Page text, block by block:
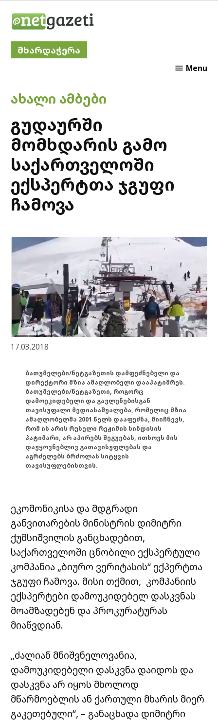
მხარდაჭერა
Menu
POSTED
ᲐᲮᲐᲚᲘ ᲐᲛᲑᲔᲑᲘ
გუდაურში
მომხდარის გამო
საქართველოში
ექსპერტთა ჯგუფი
ჩამოვა
17.03.2018
ბათუმელები/ნეტგაზეთის დამფუძნებელი და
დირექტორი მზია ამაღლობელი დააპატიმრეს.
ბათუმელები/ნეტგაზეთი, როგორც
დამოუკიდებელი და გავლენებისგან
თავისუფალი მედიასაშუალება, რომელიც მზია
ამაღლობელმა 2001 წელს დააფუძნა, მიიჩნევს,
რომ ის არის რუსული რეჟიმის სინდისის
პატიმარი, არ აპირებს შეგუებას, ითხოვს მის
დაუყოვნებლივ გათავისუფლებას და
აგრძელებს ბრძოლას სიტყვის
თავისუფლებისთვის.
ეკომონიკისა და მდგრადი
განვითარების მინისტრის დიმიტრი
ქუმსიშვილის განცხადებით,
საქართველოში ცნობილი ექსპერტული
კომპანია „ბიურო ვერიტასის“ ექპერტთა
ჯგუფი ჩამოვა. მისი თქმით, კომპანიის
ექსპერტები დამოუკიდებელ დასკვნას
მოამზადებენ და პროკურატურას
მიაწვდიან.
„ძალიან მნიშვნელოვანია,
დამოუკიდებელი დასკვნა დაიდოს და
დასკვნა არ იყოს მხოლოდ
მწარმოებლის ან ქართული მხარის მიერ
გაკეთებული“, – განაცხადა დიმიტრი